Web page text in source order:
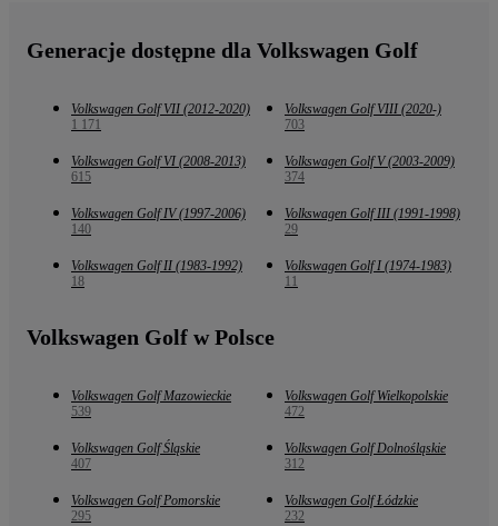
Generacje dostępne dla Volkswagen Golf
Volkswagen Golf VII (2012-2020)
1 171
Volkswagen Golf VIII (2020-)
703
Volkswagen Golf VI (2008-2013)
615
Volkswagen Golf V (2003-2009)
374
Volkswagen Golf IV (1997-2006)
140
Volkswagen Golf III (1991-1998)
29
Volkswagen Golf II (1983-1992)
18
Volkswagen Golf I (1974-1983)
11
Volkswagen Golf w Polsce
Volkswagen Golf Mazowieckie
539
Volkswagen Golf Wielkopolskie
472
Volkswagen Golf Śląskie
407
Volkswagen Golf Dolnośląskie
312
Volkswagen Golf Pomorskie
295
Volkswagen Golf Łódzkie
232